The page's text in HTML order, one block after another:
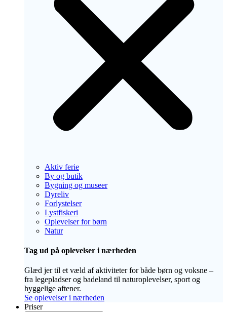
Aktiv ferie
By og butik
Bygning og museer
Dyreliv
Forlystelser
Lystfiskeri
Oplevelser for børn
Natur
Tag ud på oplevelser i nærheden
Glæd jer til et væld af aktiviteter for både børn og voksne –
fra legepladser og badeland til naturoplevelser, sport og
hyggelige aftener.
Se oplevelser i nærheden
Priser